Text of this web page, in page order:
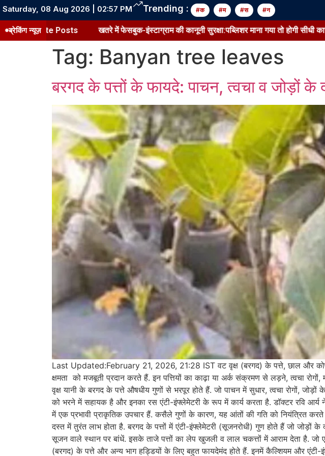
Saturday, 08 Aug 2026 | 02:57 PM Trending : #क #म #स #न
ब्रेकिंग न्यूज़
Associate Posts खतरे में फेसबुक-इंस्टाग्राम की कानूनी सुरक्षा:पब्लिशर माना गया तो होगी सीधी
Tag: Banyan tree leaves
बरगद के पत्तों के फायदे: पाचन, त्वचा व जोड़ों के
Last Updated:February 21, 2026, 21:28 IST वट वृक्ष (बरगद) के पत्ते, छाल और कोपलें
क्षमता को मजबूती प्रदान करते हैं. इन पत्तियों का काढ़ा या अर्क संक्रमण से लड़ने, त्वचा
वृक्ष यानी के बरगद के पत्ते औषधीय गुणों से भरपूर होते हैं. जो पाचन में सुधार, त्वचा रोगों,
को भरने में सहायक है और इनका रस एंटी-इंफ्लेमेटरी के रूप में कार्य करता है. डॉक्टर रवि
में एक प्रभावी प्राकृतिक उपचार हैं. कसैले गुणों के कारण, यह आंतों की गति को नियंत्रित
दस्त में तुरंत लाभ होता है. बरगद के पत्तों में एंटी-इंफ्लेमेटरी (सूजनरोधी) गुण होते हैं जो
सूजन वाले स्थान पर बांधें. इसके ताजे पत्तों का लेप खुजली व लाल चकत्तों में आराम देता है.
(बरगद) के पत्ते और अन्य भाग हड्डियों के लिए बहुत फायदेमंद होते हैं. इनमें कैल्शियम और